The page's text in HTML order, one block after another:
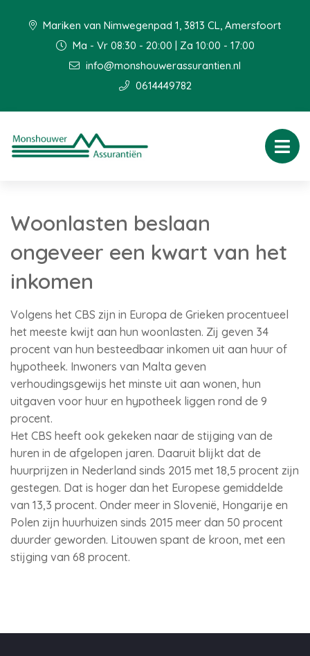
Mariken van Nimwegenpad 1, 3813 CL, Amersfoort
Ma - Vr 08:30 - 20:00 | Za 10:00 - 17:00
info@monshouwerassurantien.nl
0614449782
Woonlasten beslaan
ongeveer een kwart van het
inkomen
Volgens het CBS zijn in Europa de Grieken procentueel
het meeste kwijt aan hun woonlasten. Zij geven 34
procent van hun besteedbaar inkomen uit aan huur of
hypotheek. Inwoners van Malta geven
verhoudingsgewijs het minste uit aan wonen, hun
uitgaven voor huur en hypotheek liggen rond de 9
procent.
Het CBS heeft ook gekeken naar de stijging van de
huren in de afgelopen jaren. Daaruit blijkt dat de
huurprijzen in Nederland sinds 2015 met 18,5 procent zijn
gestegen. Dat is hoger dan het Europese gemiddelde
van 13,3 procent. Onder meer in Slovenië, Hongarije en
Polen zijn huurhuizen sinds 2015 meer dan 50 procent
duurder geworden. Litouwen spant de kroon, met een
stijging van 68 procent.